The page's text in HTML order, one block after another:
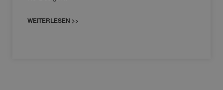
WEITERLESEN >>